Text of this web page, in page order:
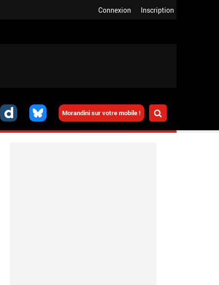
Inscription
Connexion
Morandini sur votre mobile !